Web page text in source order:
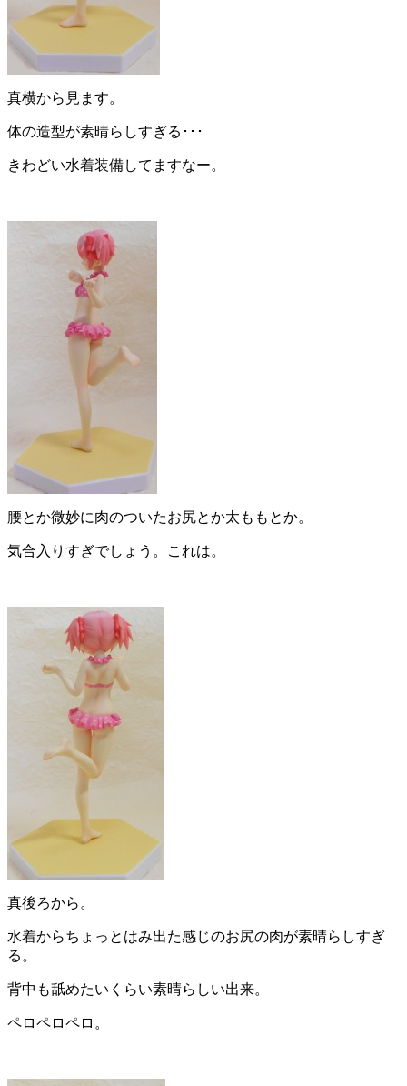
真横から見ます。
体の造型が素晴らしすぎる･･･
きわどい水着装備してますなー。
腰とか微妙に肉のついたお尻とか太ももとか。
気合入りすぎでしょう。これは。
真後ろから。
水着からちょっとはみ出た感じのお尻の肉が素晴らしすぎ
る。
背中も舐めたいくらい素晴らしい出来。
ペロペロペロ。